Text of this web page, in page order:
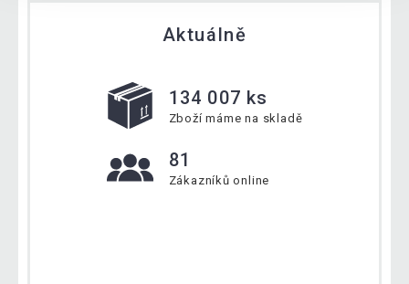
Aktuálně
134 007 ks
Zboží máme na skladě
81
Zákazníků online